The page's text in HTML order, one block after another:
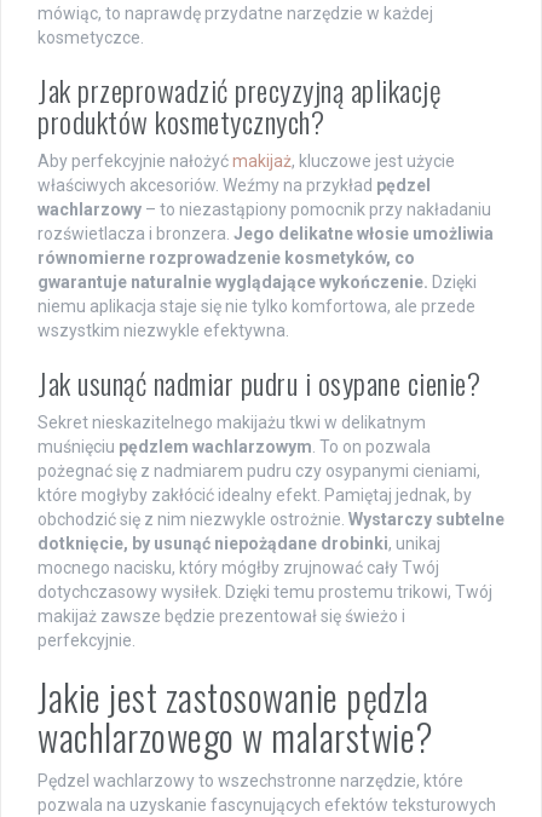
mówiąc, to naprawdę przydatne narzędzie w każdej
kosmetyczce.
Jak przeprowadzić precyzyjną aplikację
produktów kosmetycznych?
Aby perfekcyjnie nałożyćmakijaż, kluczowe jest użycie
właściwych akcesoriów. Weźmy na przykład pędzel
wachlarzowy – to niezastąpiony pomocnik przy nakładaniu
rozświetlacza i bronzera. Jego delikatne włosie umożliwia
równomierne rozprowadzenie kosmetyków, co
gwarantuje naturalnie wyglądające wykończenie. Dzięki
niemu aplikacja staje się nie tylko komfortowa, ale przede
wszystkim niezwykle efektywna.
Jak usunąć nadmiar pudru i osypane cienie?
Sekret nieskazitelnego makijażu tkwi w delikatnym
muśnięciu pędzlem wachlarzowym . To on pozwala
pożegnać się z nadmiarem pudru czy osypanymi cieniami,
które mogłyby zakłócić idealny efekt. Pamiętaj jednak, by
obchodzić się z nim niezwykle ostrożnie. Wystarczy subtelne
dotknięcie, by usunąć niepożądane drobinki, unikaj
mocnego nacisku, który mógłby zrujnować cały Twój
dotychczasowy wysiłek. Dzięki temu prostemu trikowi, Twój
makijaż zawsze będzie prezentował się świeżo i
perfekcyjnie.
Jakie jest zastosowanie pędzla
wachlarzowego w malarstwie?
Pędzel wachlarzowy to wszechstronne narzędzie, które
pozwala na uzyskanie fascynujących efektów teksturowych